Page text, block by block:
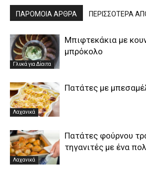
ΠΑΡΟΜΟΙΑ ΑΡΘΡΑ ΠΕΡΙΣΣΟΤΕΡΑ
Γλυκά για Δίαιτα
Μπιφτεκάκια με
μπρόκολο
Λαχανικά
Πατάτες με
Λαχανικά
Πατάτες φούρνου
τηγανιτές με ένα